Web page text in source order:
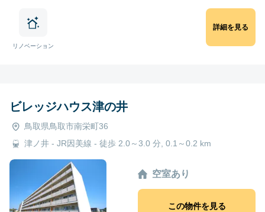
リノベーション
詳細を見る
ビレッジハウス津の井
鳥取県鳥取市南栄町36
津ノ井 - JR因美線 - 徒歩 2.0～3.0 分, 0.1～0.2 km
空室あり
この物件を見る